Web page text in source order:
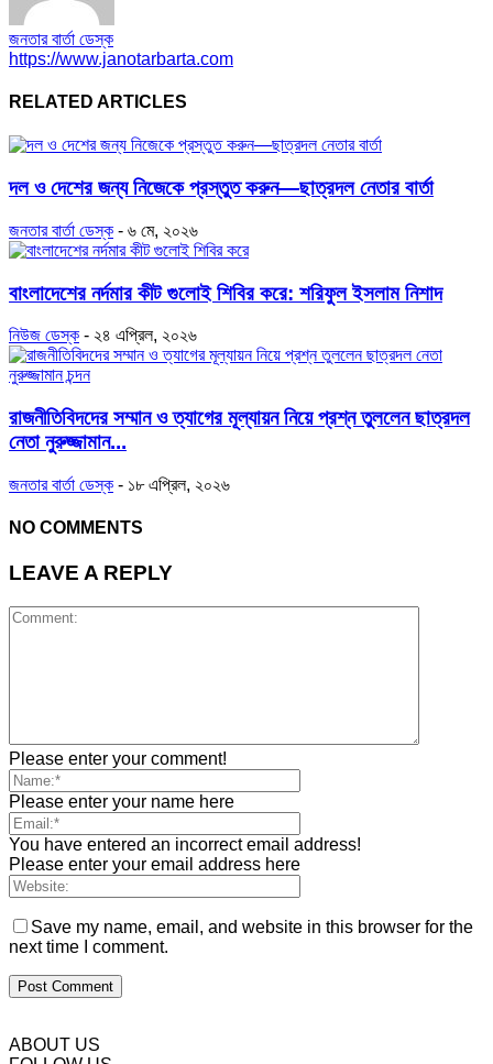
জনতার বার্তা ডেস্ক
https://www.janotarbarta.com
RELATED ARTICLES
দল ও দেশের জন্য নিজেকে প্রস্তুত করুন—ছাত্রদল নেতার বার্তা
জনতার বার্তা ডেস্ক - ৬ মে, ২০২৬
বাংলাদেশের নর্দমার কীট গুলোই শিবির করে: শরিফুল ইসলাম নিশাদ
নিউজ ডেস্ক - ২৪ এপ্রিল, ২০২৬
রাজনীতিবিদদের সম্মান ও ত্যাগের মূল্যায়ন নিয়ে প্রশ্ন তুললেন ছাত্রদল
নেতা নুরুজ্জামান...
জনতার বার্তা ডেস্ক - ১৮ এপ্রিল, ২০২৬
NO COMMENTS
LEAVE A REPLY
Please enter your comment!
Please enter your name here
You have entered an incorrect email address!
Please enter your email address here
Save my name, email, and website in this browser for the
next time I comment.
ABOUT US